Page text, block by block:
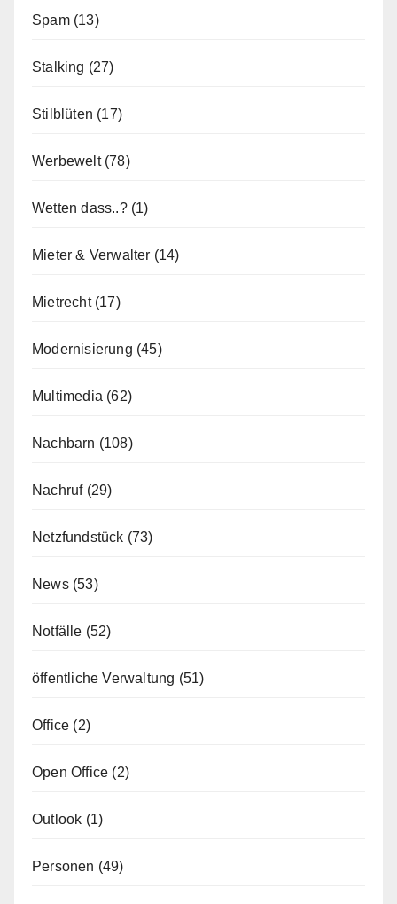
Spam(13)
Stalking (27)
Stilblüten (17)
Werbewelt(78)
Wetten dass..?(1)
Mieter & Verwalter (14)
Mietrecht(17)
Modernisierung (45)
Multimedia (62)
Nachbarn (108)
Nachruf(29)
Netzfundstück (73)
News(53)
Notfälle (52)
öffentliche Verwaltung (51)
Office (2)
Open Office (2)
Outlook (1)
Personen (49)